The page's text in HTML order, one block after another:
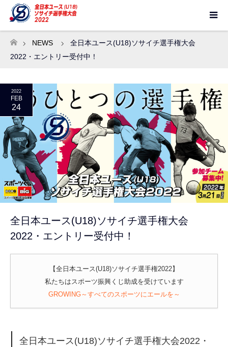
ホーム
NEWS
全日本ユース(U18)ソサイチ選手権大会
2022・エントリー受付中！
2022
FEB
24
全日本ユース(U18)ソサイチ選手権大会
2022・エントリー受付中！
【全日本ユース(U18)ソサイチ選手権2022】
私たちはスポーツ振興くじ助成を受けています
GROWING～すべてのスポーツにエールを～
全日本ユース(U18)ソサイチ選手権大会2022・